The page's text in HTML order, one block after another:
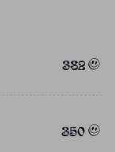
382
350